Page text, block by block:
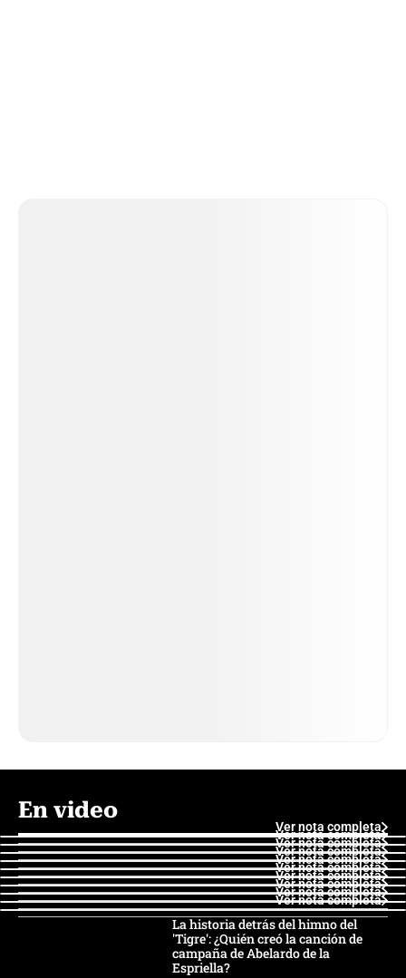
En video
Ver nota completa
Ver nota completa
Ver nota completa
Ver nota completa
Ver nota completa
Ver nota completa
Ver nota completa
Ver nota completa
Ver nota completa
Ver nota completa
La historia detrás del himno del
'Tigre': ¿Quién creó la canción de
campaña de Abelardo de la
Espriella?